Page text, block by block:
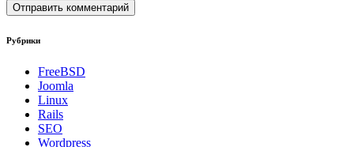
Рубрики
FreeBSD
Joomla
Linux
Rails
SEO
Wordpress